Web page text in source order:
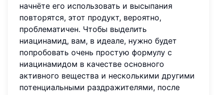
начнёте его использовать и высыпания
повторятся, этот продукт, вероятно,
проблематичен. Чтобы выделить
ниацинамид, вам, в идеале, нужно будет
попробовать очень простую формулу с
ниацинамидом в качестве основного
активного вещества и несколькими другими
потенциальными раздражителями, после